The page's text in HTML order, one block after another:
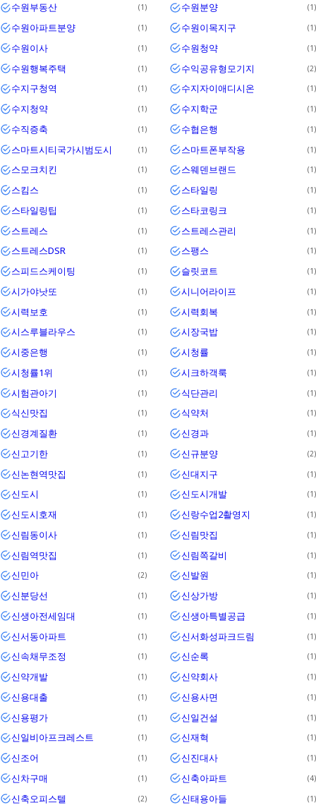
수원부동산 1 수원분양 1
수원아파트분양 1 수원이목지구 1
수원이사 1 수원청약 1
수원행복주택 1 수익공유형모기지 2
수지구청역 1 수지자이애디시온 1
수지청약 1 수지학군 1
수직증축 1 수협은행 1
스마트시티국가시범도시 1 스마트폰부작용 1
스모크치킨 1 스웨덴브랜드 1
스킴스 1 스타일링 1
스타일링팁 1 스타코링크 1
스트레스 1 스트레스관리 1
스트레스DSR 1 스팽스 1
스피드스케이팅 1 슬릿코트 1
시가야낫또 1 시니어라이프 1
시력보호 1 시력회복 1
시스루블라우스 1 시장국밥 1
시중은행 1 시청률 1
시청률1위 1 시크하객룩 1
시험관아기 1 식단관리 1
식신맛집 1 식약처 1
신경계질환 1 신경과 1
신고기한 1 신규분양 2
신논현역맛집 1 신대지구 1
신도시 1 신도시개발 1
신도시호재 1 신랑수업2촬영지 1
신림동이사 1 신림맛집 1
신림역맛집 1 신림쪽갈비 1
신민아 2 신발원 1
신분당선 1 신상가방 1
신생아전세임대 1 신생아특별공급 1
신서동아파트 1 신서화성파크드림 1
신속채무조정 1 신순록 1
신약개발 1 신약회사 1
신용대출 1 신용사면 1
신용평가 1 신일건설 1
신일비아프크레스트 1 신재혁 1
신조어 1 신진대사 1
신차구매 1 신축아파트 4
신축오피스텔 2 신태용아들 1